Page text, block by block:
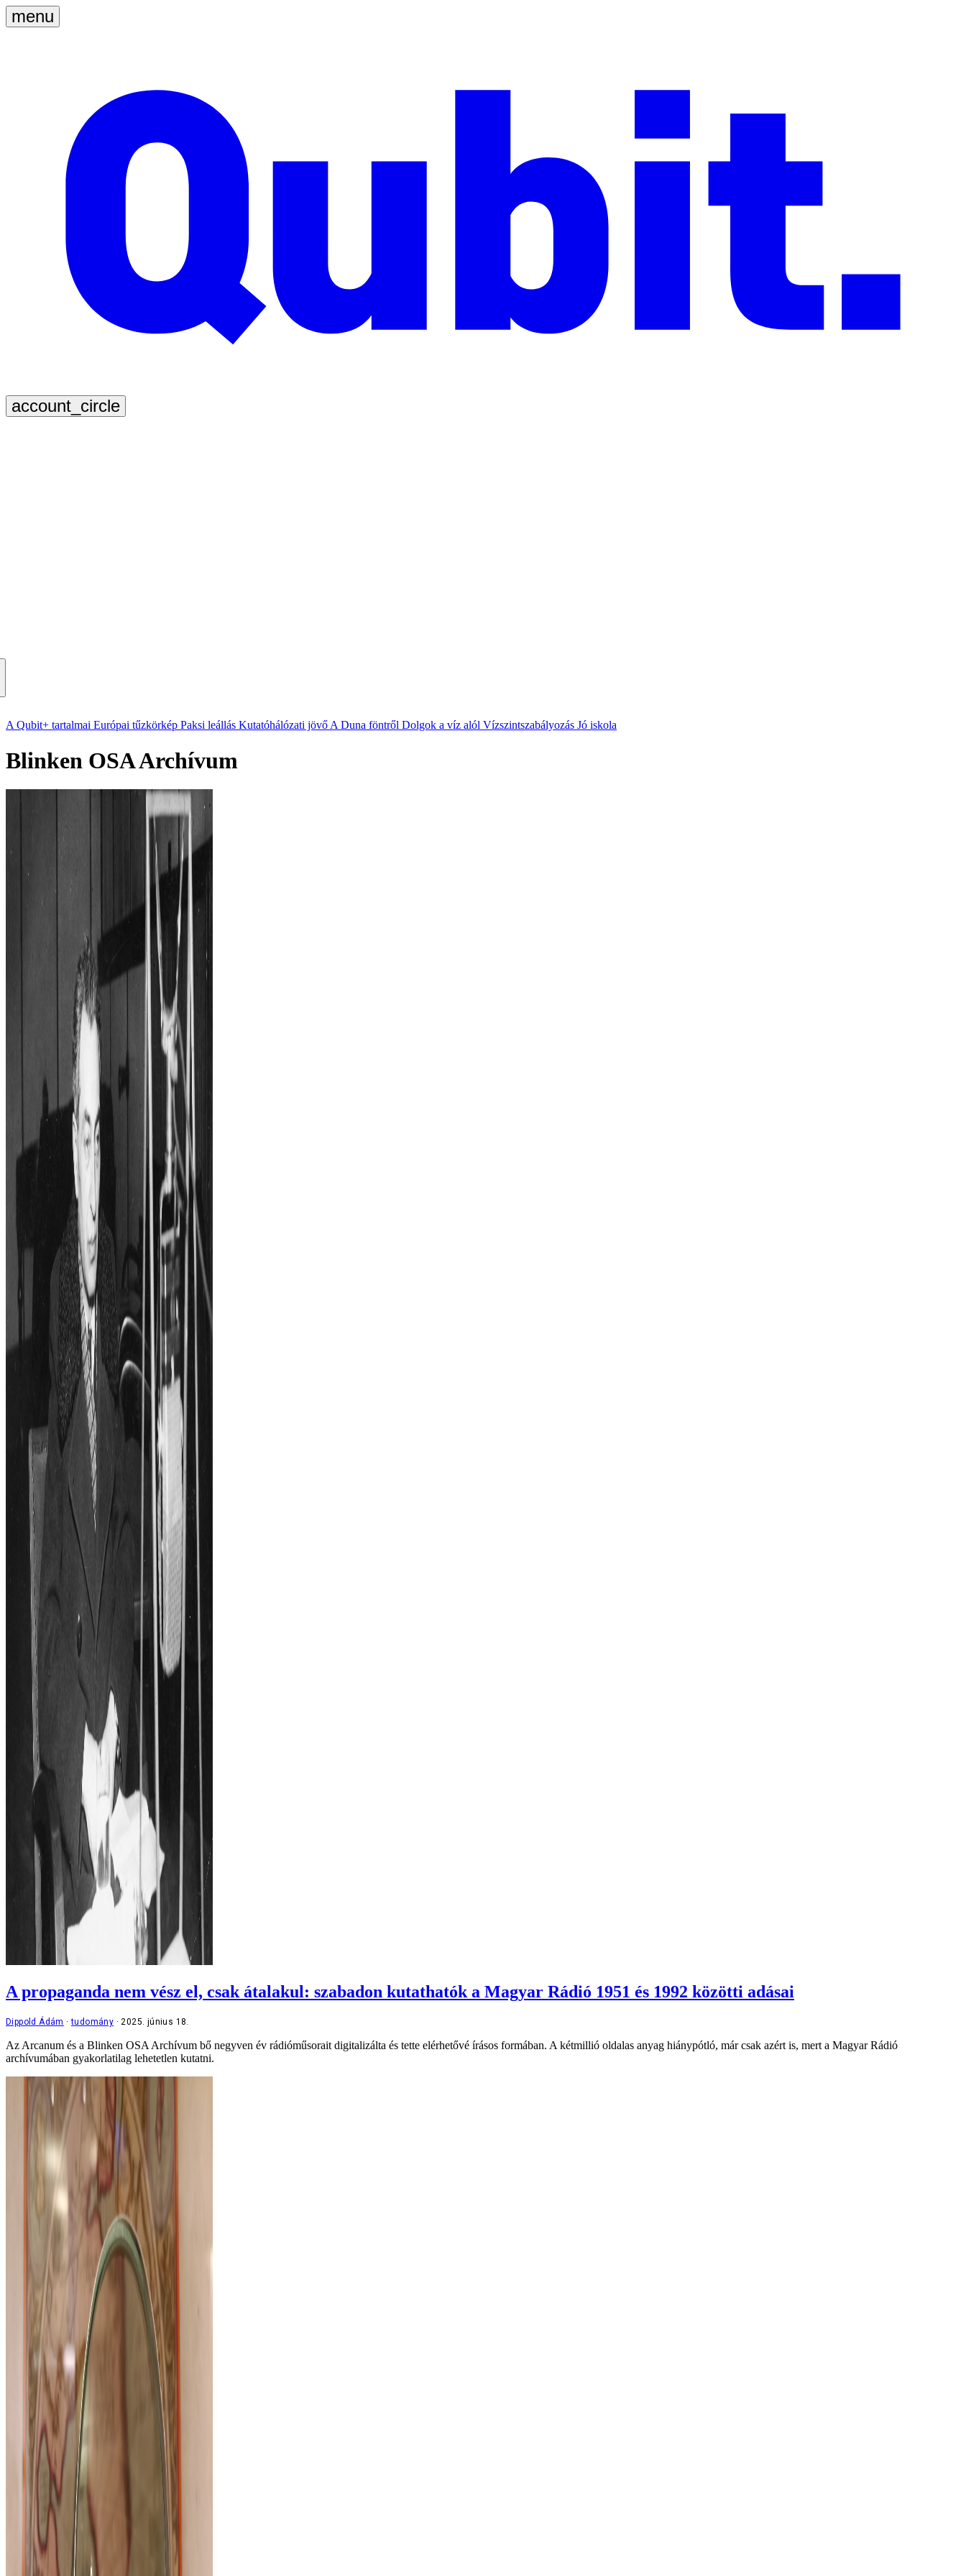
A Qubit+ tartalmai Európai tűzkörkép Paksi leállás Kutatóhálózati jövő A Duna föntről Dolgok a víz alól Vízszintszabályozás Jó iskola
Blinken OSA Archívum
A propaganda nem vész el, csak átalakul: szabadon kutathatók a Magyar Rádió 1951 és 1992 közötti adásai
Dippold Ádám tudomány 2025. június 18.
Az Arcanum és a Blinken OSA Archívum bő negyven év rádióműsorait digitalizálta és tette elérhetővé írásos formában. A kétmillió oldalas anyag hiánypótló, már csak azért is, mert a Magyar Rádió
archívumában gyakorlatilag lehetetlen kutatni.